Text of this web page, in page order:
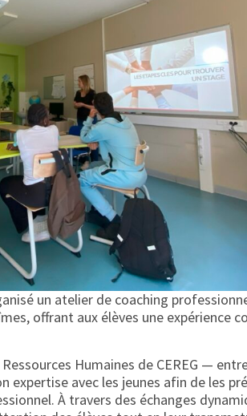
un atelier de coaching
offrant aux élèves une expérience
Humaines de CEREG —
expertise avec les jeunes afin de les
À travers des échanges